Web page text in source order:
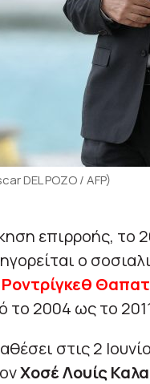
DEL POZO / AFP)
επιρροής, το
ο
το 2004 ως το
στις 2
Χοσέ Λουίς